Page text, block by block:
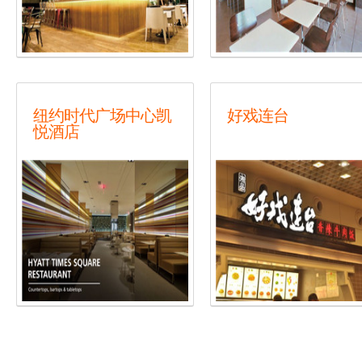
纽约时代广场中心凯
悦酒店
好戏连台